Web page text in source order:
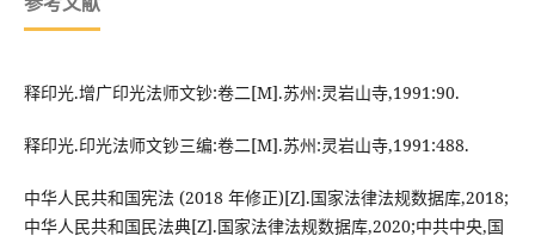
释印光.增广印光法师文钞:卷二[M].苏州:灵岩山寺,1991:90.
释印光.印光法师文钞三编:卷二[M].苏州:灵岩山寺,1991:488.
中华人民共和国宪法 (2018 年修正)[Z].国家法律法规数据库,2018;
中华人民共和国民法典[Z].国家法律法规数据库,2020;中共中央,国